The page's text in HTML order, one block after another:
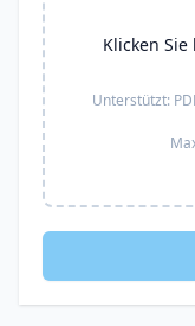
Klicken
Unterstützt: